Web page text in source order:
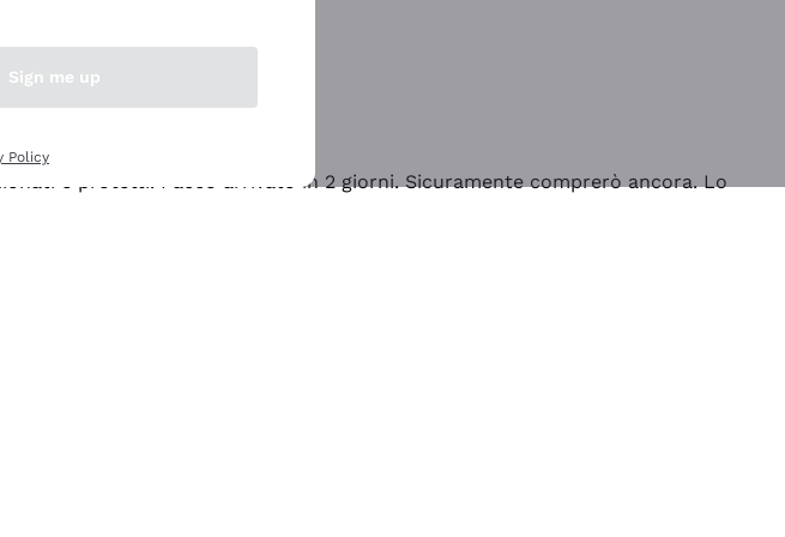
e protetti. Pacco arrivato in 2 giorni. Sicuramente comprerò ancora. Lo
Sign me up
Policy